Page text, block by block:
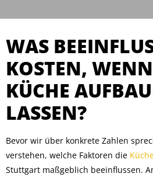
WAS
KOSTEN,
KÜCHE
LASSEN?
Bevor wir über konkrete Zahlen
verstehen, welche Faktoren die
Stuttgart maßgeblich beeinflussen.